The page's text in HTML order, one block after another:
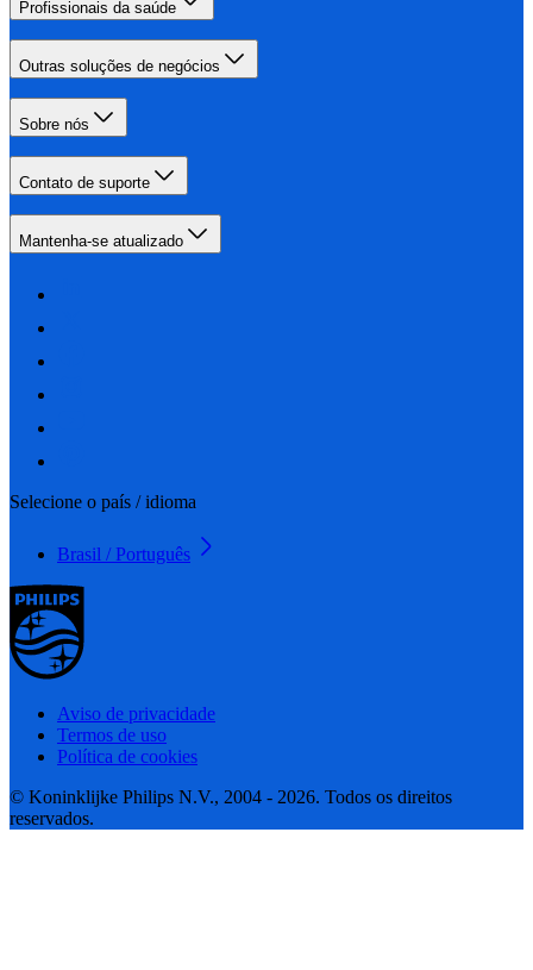
Profissionais da saúde
Outras soluções de negócios
Sobre nós
Contato de suporte
Mantenha-se atualizado
Selecione o país / idioma
Brasil / Português
Aviso de privacidade
Termos de uso
Política de cookies
© Koninklijke Philips N.V., 2004 - 2026. Todos os direitos
reservados.